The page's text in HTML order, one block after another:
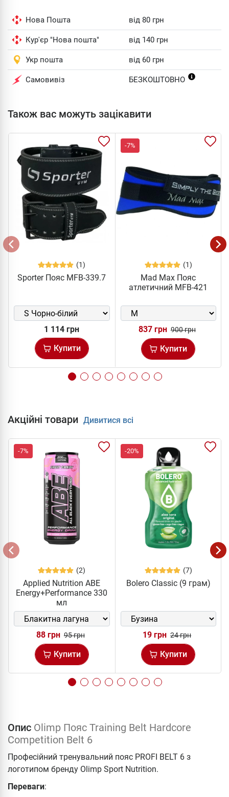
Нова Пошта від 80 грн
Кур'єр "Нова пошта" від 140 грн
Укр пошта від 60 грн
Самовивіз БЕЗКОШТОВНО
Також вас можуть зацікавити
(1)
Sporter Пояс MFB-339.7
1 114 грн
Купити
-7%
(1)
Mad Max Пояс
атлетичний MFB-421
837 грн 900 грн
Купити
Акційні товари Дивитися всі
-7%
(2)
Applied Nutrition ABE
Energy+Performance 330
мл
88 грн 95 грн
Купити
-20%
(7)
Bolero Classic (9 грам)
19 грн 24 грн
Купити
Опис Olimp Пояс Training Belt Hardcore
Competition Belt 6
Професійний тренувальний пояс PROFI BELT 6 з
логотипом бренду Olimp Sport Nutrition.
Переваги: